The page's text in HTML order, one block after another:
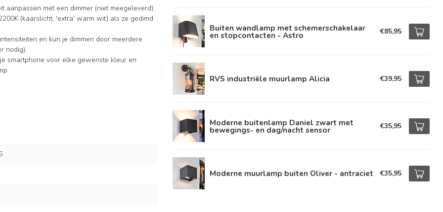
aanpassen met een dimmer (niet meegeleverd).
(kaarslicht, 'extra' warm wit) als ze gedimd
en kun je dimmen door meerdere
nodig).
smartphone voor elke gewenste kleur en
Buiten wandlamp met schemerschakelaar
en stopcontacten - Astro €85,95
RVS industriële muurlamp Alicia €39,95
Moderne buitenlamp Daniel zwart met
bewegings- en dag/nacht sensor €35,95
Moderne muurlamp buiten Oliver - antraciet €35,95